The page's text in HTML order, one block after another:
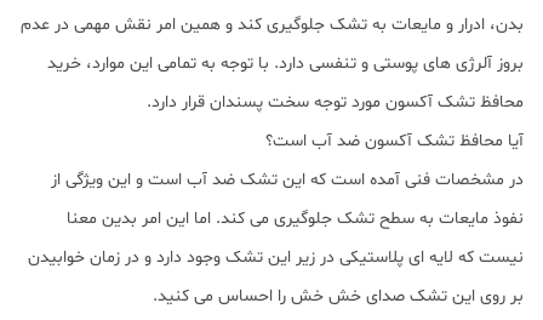
بدن، ادرار و مایعات به تشک جلوگیری کند و همین امر نقش مهمی در عدم
بروز آلرژی های پوستی و تنفسی دارد. با توجه به تمامی این موارد، خرید
محافظ تشک آکسون مورد توجه سخت پسندان قرار دارد.
آیا محافظ تشک آکسون ضد آب است؟
در مشخصات فنی آمده است که این تشک ضد آب است و این ویژگی از
نفوذ مایعات به سطح تشک جلوگیری می کند. اما این امر بدین معنا
نیست که لایه ای پلاستیکی در زیر این تشک وجود دارد و در زمان خوابیدن
بر روی این تشک صدای خش خش را احساس می کنید.